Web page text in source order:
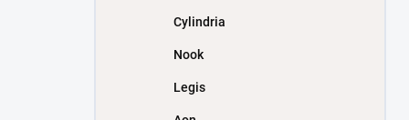
Cylindria
Nook
Legis